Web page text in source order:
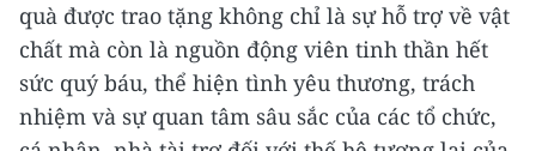
quà được trao tặng không chỉ là sự hỗ trợ về vật
chất mà còn là nguồn động viên tinh thần hết
sức quý báu, thể hiện tình yêu thương, trách
nhiệm và sự quan tâm sâu sắc của các tổ chức,